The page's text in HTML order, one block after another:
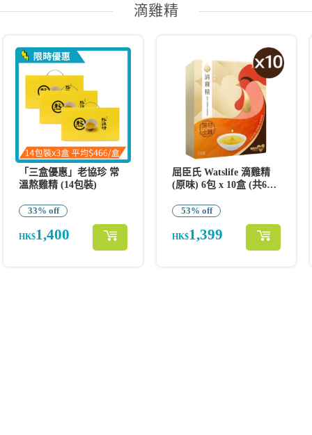
滴雞精
「三盒優惠」老協珍 常
溫熬雞精 (14包裝)
33% off
HK$1,400
屈臣氏 Watslife 滴雞精
(原味) 6包 x 10盒 (共60
53% off
HK$1,399